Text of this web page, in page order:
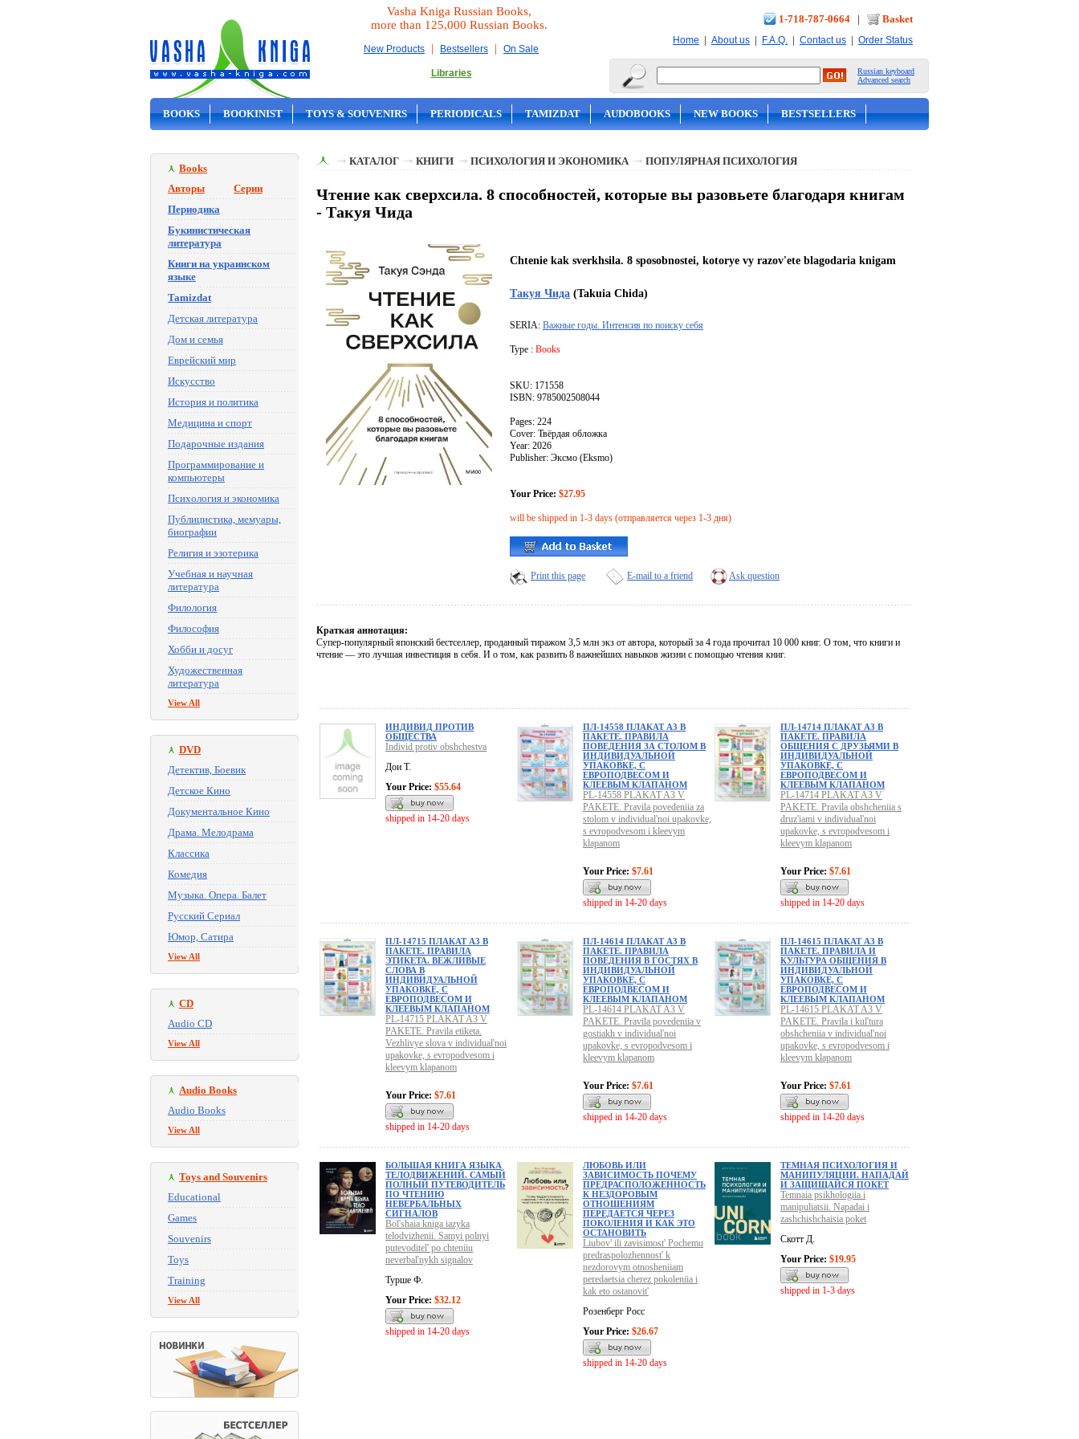
Vasha Kniga Russian Books,
more than 125,000 Russian Books.
New Products | Bestsellers | On Sale
Libraries
1-718-787-0664 | Basket
Home | About us | F.A.Q. | Contact us | Order Status
Russian keyboard
Advanced search
BOOKS BOOKINIST TOYS & SOUVENIRS PERIODICALS TAMIZDAT AUDOBOOKS NEW BOOKS BESTSELLERS
Books
Авторы
Серии
Периодика
Букинистическая
литература
Книги на украинском
языке
Tamizdat
Детская литература
Дом и семья
Еврейский мир
Искусство
История и политика
Медицина и спорт
Подарочные издания
Программирование и
компьютеры
Психология и экономика
Публицистика, мемуары,
биографии
Религия и эзотерика
Учебная и научная
литература
Филология
Философия
Хобби и досуг
Художественная
литература
View All
DVD
Детектив, Боевик
Детское Кино
Документальное Кино
Драма. Мелодрама
Классика
Комедия
Музыка. Опера. Балет
Русский Сериал
Юмор, Сатира
View All
CD
Audio CD
View All
Audio Books
Audio Books
View All
Toys and Souvenirs
Educational
Games
Souvenirs
Toys
Training
View All
КАТАЛОГ КНИГИ ПСИХОЛОГИЯ И ЭКОНОМИКА ПОПУЛЯРНАЯ ПСИХОЛОГИЯ
Чтение как сверхсила. 8 способностей, которые вы разовьете благодаря книгам
- Такуя Чида
Chtenie kak sverkhsila. 8 sposobnostei, kotorye vy razov'ete blagodaria knigam
Такуя Чида (Takuia Chida)
SERIA: Важные годы. Интенсив по поиску себя
Type : Books
SKU: 171558
ISBN: 9785002508044
Pages: 224
Cover: Твёрдая обложка
Year: 2026
Publisher: Эксмо (Eksmo)
Your Price: $27.95
will be shipped in 1-3 days (отправляется через 1-3 дня)
Print this page E-mail to a friend Ask question
Краткая аннотация:
Супер-популярный японский бестселлер, проданный тиражом 3,5 млн экз от автора, который за 4 года прочитал 10 000 книг. О том, что книги и
чтение — это лучшая инвестиция в себя. И о том, как развить 8 важнейших навыков жизни с помощью чтения книг.
ИНДИВИД ПРОТИВ
ОБЩЕСТВА
Individ protiv obshchestva
Дои Т.
Your Price: $55.64
shipped in 14-20 days
ПЛ-14558 ПЛАКАТ А3 В
ПАКЕТЕ. ПРАВИЛА
ПОВЕДЕНИЯ ЗА СТОЛОМ В
ИНДИВИДУАЛЬНОЙ
УПАКОВКЕ, С
ЕВРОПОДВЕСОМ И
КЛЕЕВЫМ КЛАПАНОМ
PL-14558 PLAKAT A3 V
PAKETE. Pravila povedeniia za
stolom v individual'noi upakovke,
s evropodvesom i kleevym
klapanom
Your Price: $7.61
shipped in 14-20 days
ПЛ-14714 ПЛАКАТ А3 В
ПАКЕТЕ. ПРАВИЛА
ОБЩЕНИЯ С ДРУЗЬЯМИ В
ИНДИВИДУАЛЬНОЙ
УПАКОВКЕ, С
ЕВРОПОДВЕСОМ И
КЛЕЕВЫМ КЛАПАНОМ
PL-14714 PLAKAT A3 V
PAKETE. Pravila obshcheniia s
druz'iami v individual'noi
upakovke, s evropodvesom i
kleevym klapanom
Your Price: $7.61
shipped in 14-20 days
ПЛ-14715 ПЛАКАТ А3 В
ПАКЕТЕ. ПРАВИЛА
ЭТИКЕТА. ВЕЖЛИВЫЕ
СЛОВА В
ИНДИВИДУАЛЬНОЙ
УПАКОВКЕ, С
ЕВРОПОДВЕСОМ И
КЛЕЕВЫМ КЛАПАНОМ
PL-14715 PLAKAT A3 V
PAKETE. Pravila etiketa.
Vezhlivye slova v individual'noi
upakovke, s evropodvesom i
kleevym klapanom
Your Price: $7.61
shipped in 14-20 days
ПЛ-14614 ПЛАКАТ А3 В
ПАКЕТЕ. ПРАВИЛА
ПОВЕДЕНИЯ В ГОСТЯХ В
ИНДИВИДУАЛЬНОЙ
УПАКОВКЕ, С
ЕВРОПОДВЕСОМ И
КЛЕЕВЫМ КЛАПАНОМ
PL-14614 PLAKAT A3 V
PAKETE. Pravila povedeniia v
gostiakh v individual'noi
upakovke, s evropodvesom i
kleevym klapanom
Your Price: $7.61
shipped in 14-20 days
ПЛ-14615 ПЛАКАТ А3 В
ПАКЕТЕ. ПРАВИЛА И
КУЛЬТУРА ОБЩЕНИЯ В
ИНДИВИДУАЛЬНОЙ
УПАКОВКЕ, С
ЕВРОПОДВЕСОМ И
КЛЕЕВЫМ КЛАПАНОМ
PL-14615 PLAKAT A3 V
PAKETE. Pravila i kul'tura
obshcheniia v individual'noi
upakovke, s evropodvesom i
kleevym klapanom
Your Price: $7.61
shipped in 14-20 days
БОЛЬШАЯ КНИГА ЯЗЫКА
ТЕЛОДВИЖЕНИЙ. САМЫЙ
ПОЛНЫЙ ПУТЕВОДИТЕЛЬ
ПО ЧТЕНИЮ
НЕВЕРБАЛЬНЫХ
СИГНАЛОВ
Bol'shaia kniga iazyka
telodvizhenii. Samyi polnyi
putevoditel' po chteniiu
neverbal'nykh signalov
Турше Ф.
Your Price: $32.12
shipped in 14-20 days
ЛЮБОВЬ ИЛИ
ЗАВИСИМОСТЬ ПОЧЕМУ
ПРЕДРАСПОЛОЖЕННОСТЬ
К НЕЗДОРОВЫМ
ОТНОШЕНИЯМ
ПЕРЕДАЕТСЯ ЧЕРЕЗ
ПОКОЛЕНИЯ И КАК ЭТО
ОСТАНОВИТЬ
Liubov' ili zavisimost' Pochemu
predraspolozhennost' k
nezdorovym otnosheniiam
peredaetsia cherez pokoleniia i
kak eto ostanovit'
Розенберг Росс
Your Price: $26.67
shipped in 14-20 days
ТЕМНАЯ ПСИХОЛОГИЯ И
МАНИПУЛЯЦИИ. НАПАДАЙ
И ЗАЩИЩАЙСЯ ПОКЕТ
Temnaia psikhologiia i
manipuliatsii. Napadai i
zashchishchaisia poket
Скотт Д.
Your Price: $19.95
shipped in 1-3 days